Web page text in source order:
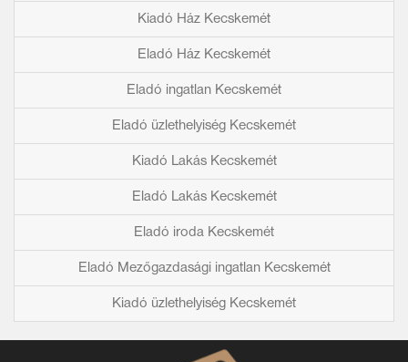
Kiadó Ház Kecskemét
Eladó Ház Kecskemét
Eladó ingatlan Kecskemét
Eladó üzlethelyiség Kecskemét
Kiadó Lakás Kecskemét
Eladó Lakás Kecskemét
Eladó iroda Kecskemét
Eladó Mezőgazdasági ingatlan Kecskemét
Kiadó üzlethelyiség Kecskemét